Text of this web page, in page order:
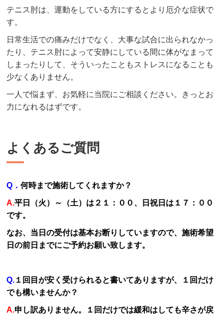
テニス肘は、運動をしている方にするとより厄介な症状で
す。
日常生活での痛みだけでなく、大事な試合に出られなかっ
たり、テニス肘によって安静にしている間に体がなまって
しまったりして、そういったこともストレスになることも
少なくありません。
一人で悩まず、お気軽に当院にご相談ください。きっとお
力になれるはずです。
よくあるご質問
Q．何時まで施術してくれますか？
A.平日（火）～（土）は２１：００、日祝日は１７：００
です。
なお、当日の受付は基本お断りしていますので、施術希望
日の前日までにご予約お願い致します。
Q. １回目が安く受けられると書いてありますが、１回だけ
でも構いませんか？
A.申し訳ありません。１回だけでは緩和はしても辛さが戻